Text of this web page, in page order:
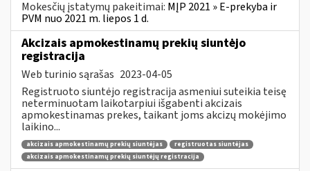
Mokesčių įstatymų pakeitimai: MĮP 2021 » E-prekyba ir
PVM nuo 2021 m. liepos 1 d.
Akcizais apmokestinamų prekių siuntėjo
registracija
Web turinio sąrašas 2023-04-05
Registruoto siuntėjo registracija asmeniui suteikia teisę
neterminuotam laikotarpiui išgabenti akcizais
apmokestinamas prekes, taikant joms akcizų mokėjimo
laikino...
akcizais apmokestinamų prekių siuntėjas
registruotas siuntėjas
akcizais apmokestinamų prekių siuntėjų registracija